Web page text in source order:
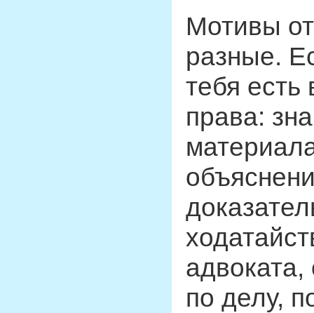
Мотивы
разные.
тебя есть
права:
по делу,